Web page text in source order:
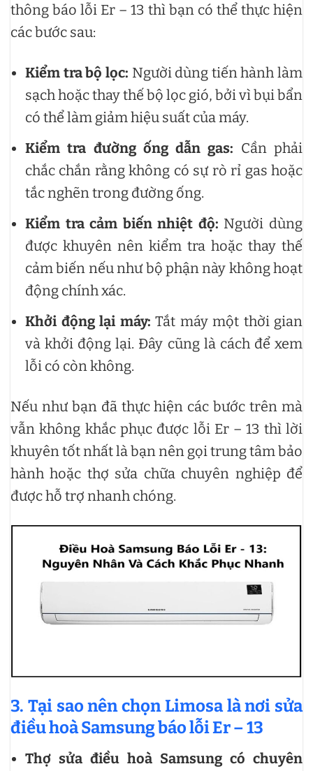
thông báo lỗi Er – 13 thì bạn có thể thực hiện
các bước sau:
Kiểm tra bộ lọc: Người dùng tiến hành làm
sạch hoặc thay thế bộ lọc gió, bởi vì bụi bẩn
có thể làm giảm hiệu suất của máy.
Kiểm tra đường ống dẫn gas: Cần phải
chắc chắn rằng không có sự rò rỉ gas hoặc
tắc nghẽn trong đường ống.
Kiểm tra cảm biến nhiệt độ: Người dùng
được khuyên nên kiểm tra hoặc thay thế
cảm biến nếu như bộ phận này không hoạt
động chính xác.
Khởi động lại máy: Tắt máy một thời gian
và khởi động lại. Đây cũng là cách để xem
lỗi có còn không.
Nếu như bạn đã thực hiện các bước trên mà
vẫn không khắc phục được lỗi Er – 13 thì lời
khuyên tốt nhất là bạn nên gọi trung tâm bảo
hành hoặc thợ sửa chữa chuyên nghiệp để
được hỗ trợ nhanh chóng.
3. Tại sao nên chọn Limosa là nơi sửa
điều hoà Samsung báo lỗi Er – 13
Thợ sửa điều hoà Samsung có chuyên